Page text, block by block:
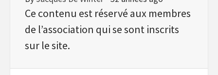
Ce contenu est réservé aux membres
de l’association qui se sont inscrits
sur le site.